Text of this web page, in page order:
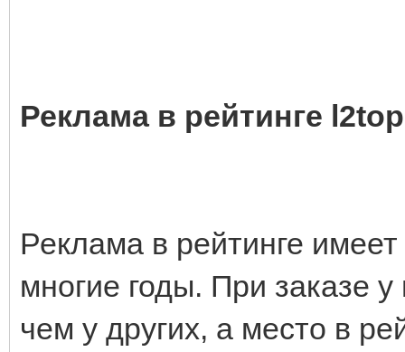
Реклама в рейтинге l2top
Реклама в рейтинге
многие годы. При заказе
чем у других, а место в